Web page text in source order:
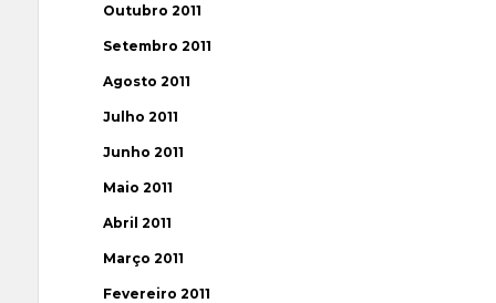
Outubro 2011
Setembro 2011
Agosto 2011
Julho 2011
Junho 2011
Maio 2011
Abril 2011
Março 2011
Fevereiro 2011